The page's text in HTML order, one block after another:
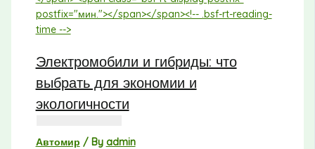
Электромобили и гибриды: что
выбрать для экономии и
экологичности
Автомир / By admin